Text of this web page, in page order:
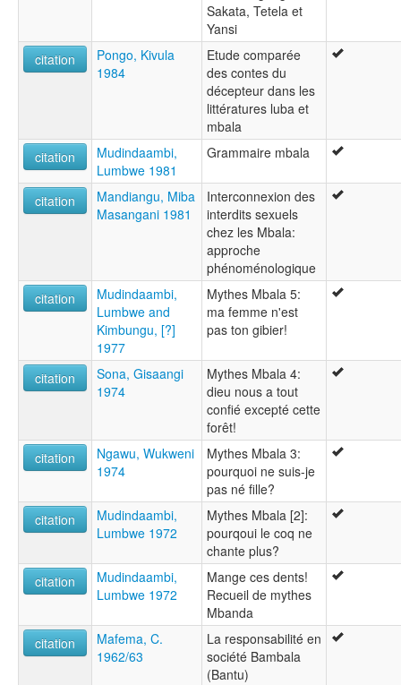
Sakata, Tetela et
Yansi
citation
Pongo, Kivula
1984
Etude comparée
des contes du
décepteur dans les
littératures luba et
mbala
citation
Mudindaambi,
Lumbwe 1981
Grammaire mbala
citation
Mandiangu, Miba
Masangani 1981
Interconnexion des
interdits sexuels
chez les Mbala:
approche
phénoménologique
citation
Mudindaambi,
Lumbwe and
Kimbungu, [?]
1977
Mythes Mbala 5:
ma femme n'est
pas ton gibier!
citation
Sona, Gisaangi
1974
Mythes Mbala 4:
dieu nous a tout
confié excepté cette
forêt!
citation
Ngawu, Wukweni
1974
Mythes Mbala 3:
pourquoi ne suis-je
pas né fille?
citation
Mudindaambi,
Lumbwe 1972
Mythes Mbala [2]:
pourqoui le coq ne
chante plus?
citation
Mudindaambi,
Lumbwe 1972
Mange ces dents!
Recueil de mythes
Mbanda
citation
Mafema, C.
1962/63
La responsabilité en
société Bambala
(Bantu)